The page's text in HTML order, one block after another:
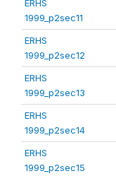
ERHS
1999_p2sec11
ERHS
1999_p2sec12
ERHS
1999_p2sec13
ERHS
1999_p2sec14
ERHS
1999_p2sec15